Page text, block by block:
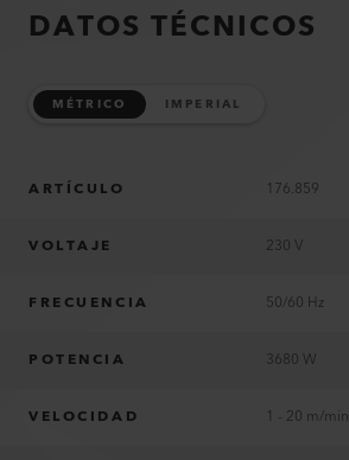
DATOS TÉCNICOS
MÉTRICO IMPERIAL
ARTÍCULO 176.859
VOLTAJE 230 V
FRECUENCIA 50/60 Hz
POTENCIA 3680 W
VELOCIDAD 1 - 20 m/min